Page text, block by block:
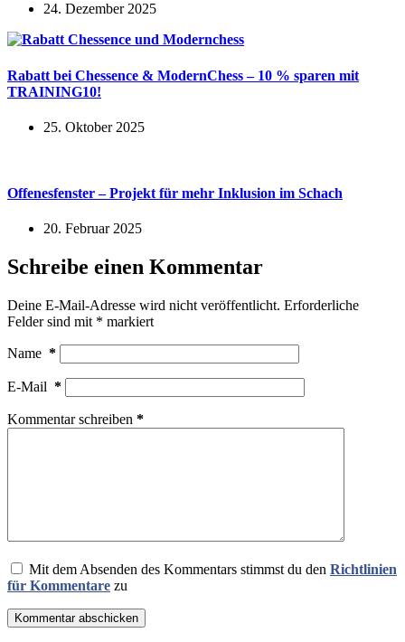
24. Dezember 2025
Rabatt bei Chessence & ModernChess – 10 % sparen mit
TRAINING10!
25. Oktober 2025
Offenesfenster – Projekt für mehr Inklusion im Schach
20. Februar 2025
Schreibe einen Kommentar
Deine E-Mail-Adresse wird nicht veröffentlicht. Erforderliche
Felder sind mit * markiert
Name *
E-Mail *
Kommentar schreiben *
Mit dem Absenden des Kommentars stimmst du den Richtlinien
für Kommentare zu
Kommentar abschicken